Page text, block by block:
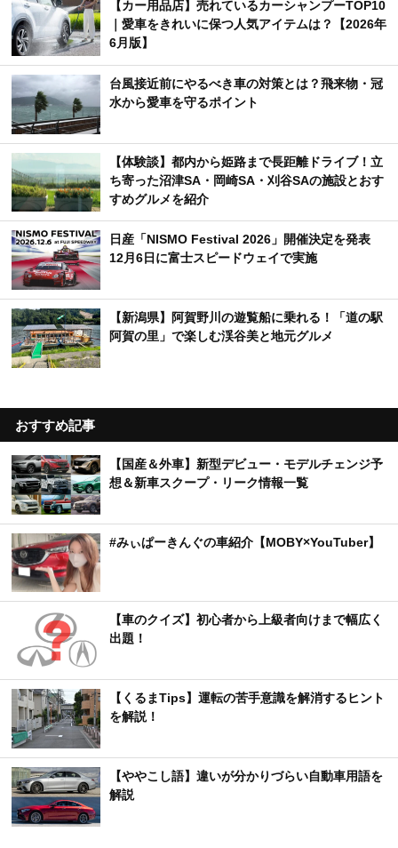
【カー用品店】売れているカーシャンプーTOP10
｜愛車をきれいに保つ人気アイテムは？【2026年
6月版】
台風接近前にやるべき車の対策とは？飛来物・冠
水から愛車を守るポイント
【体験談】都内から姫路まで長距離ドライブ！立
ち寄った沼津SA・岡崎SA・刈谷SAの施設とおす
すめグルメを紹介
日産「NISMO Festival 2026」開催決定を発表
12月6日に富士スピードウェイで実施
【新潟県】阿賀野川の遊覧船に乗れる！「道の駅
阿賀の里」で楽しむ渓谷美と地元グルメ
おすすめ記事
【国産＆外車】新型デビュー・モデルチェンジ予
想＆新車スクープ・リーク情報一覧
#みぃぱーきんぐの車紹介【MOBY×YouTuber】
【車のクイズ】初心者から上級者向けまで幅広く
出題！
【くるまTips】運転の苦手意識を解消するヒント
を解説！
【ややこし語】違いが分かりづらい自動車用語を
解説